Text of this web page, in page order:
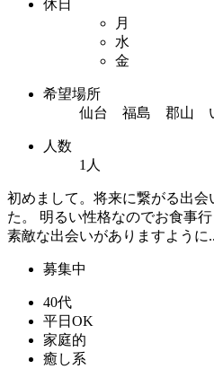
休日
月
水
金
希望場所
仙台 福島 郡山
人数
1人
初めまして。将来に繋がる出
た。 明るい性格なのでお食事
素敵な出会いがありますように
募集中
40代
平日OK
家庭的
癒し系